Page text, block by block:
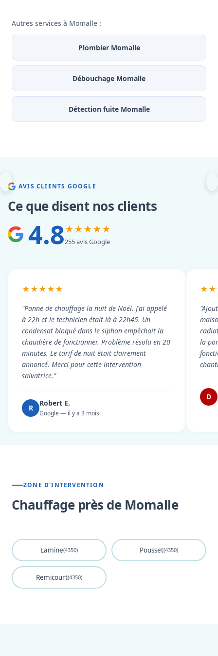
Autres services à Momalle :
Plombier Momalle
Débouchage Momalle
Détection fuite Momalle
AVIS CLIENTS GOOGLE
Ce que disent nos clients
4.8★★★★★
255 avis Google
★★★★★
"Panne de chauffage la nuit de Noël. J'ai appelé
à 22h et le technicien était là à 22h45. Un
condensat bloqué dans le siphon empêchait la
chaudière de fonctionner. Problème résolu en 20
minutes. Le tarif de nuit était clairement
annoncé. Merci pour cette intervention
salvatrice."
R
Robert E.
Google — il y a 3 mois
la
D
ZONE D'INTERVENTION
Chauffage près de Momalle
Lamine(4350) Pousset(4350)
Remicourt(4350)